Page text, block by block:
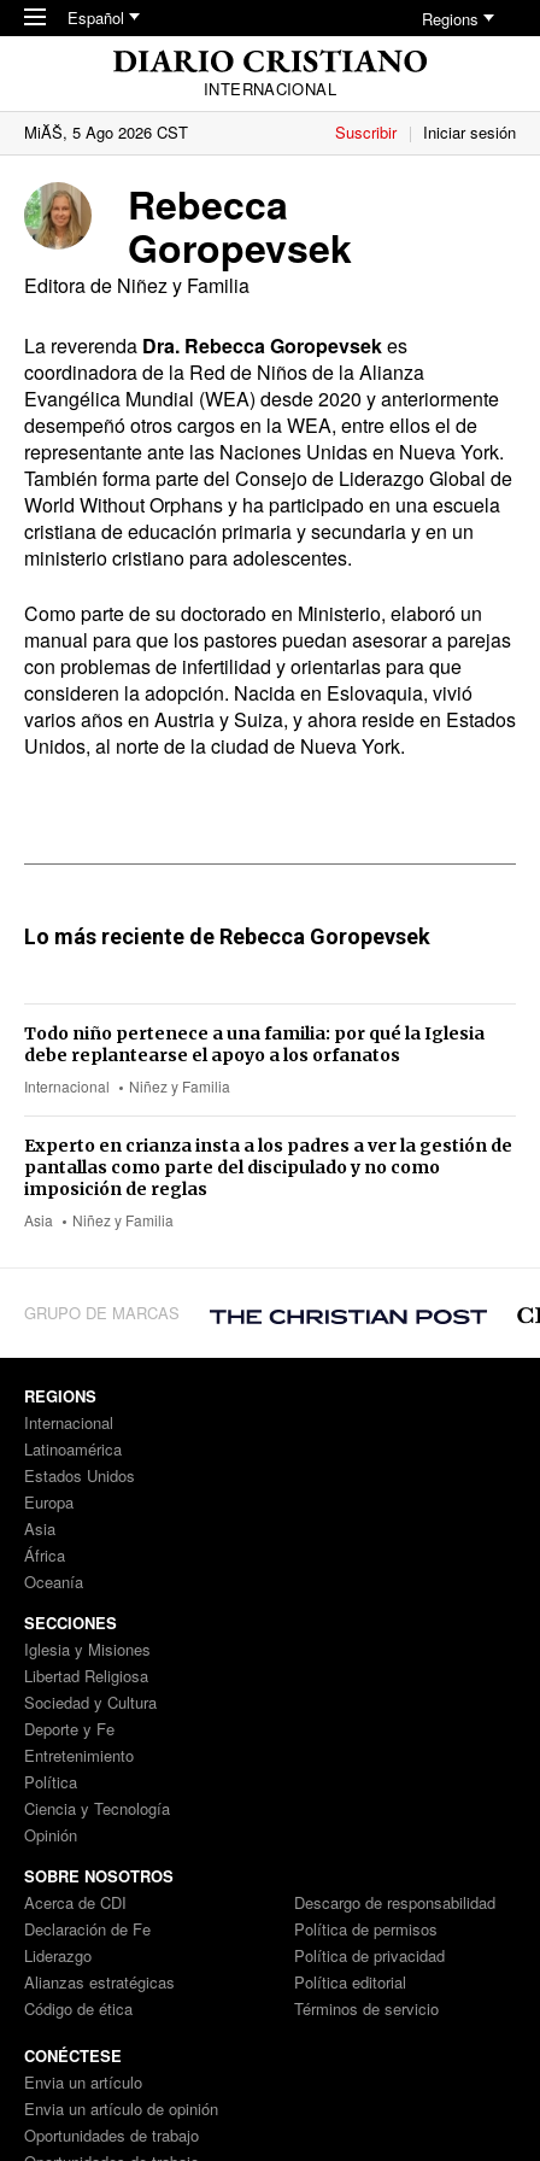
Skip to main content
Español Regions
INTERNACIONAL
MiĂŠ, 5 Ago 2026 CST
Suscribir Iniciar sesión
Rebecca
Goropevsek
Editora de Niñez y Familia
La reverenda Dra. Rebecca Goropevsekes
coordinadora de la Red de Niños de la Alianza
Evangélica Mundial (WEA) desde 2020 y anteriormente
desempeñó otros cargos en la WEA, entre ellos el de
representante ante las Naciones Unidas en Nueva York.
También forma parte del Consejo de Liderazgo Global de
World Without Orphans y ha participado en una escuela
cristiana de educación primaria y secundaria y en un
ministerio cristiano para adolescentes.
Como parte de su doctorado en Ministerio, elaboró un
manual para que los pastores puedan asesorar a parejas
con problemas de infertilidad y orientarlas para que
consideren la adopción. Nacida en Eslovaquia, vivió
varios años en Austria y Suiza, y ahora reside en Estados
Unidos, al norte de la ciudad de Nueva York.
Lo más reciente de Rebecca Goropevsek
Internacional Niñez y Familia
Todo niño pertenece a una familia: por qué la Iglesia
debe replantearse el apoyo a los orfanatos
Asia Niñez y Familia
Experto en crianza insta a los padres a ver la gestión de
pantallas como parte del discipulado y no como
imposición de reglas
GRUPO DE MARCAS
REGIONS
Internacional
Latinoamérica
Estados Unidos
Europa
Asia
África
Oceanía
SECCIONES
Iglesia y Misiones
Libertad Religiosa
Sociedad y Cultura
Deporte y Fe
Entretenimiento
Política
Ciencia y Tecnología
Opinión
SOBRE NOSOTROS
Acerca de CDI
Declaración de Fe
Liderazgo
Alianzas estratégicas
Código de ética
Descargo de responsabilidad
Política de permisos
Política de privacidad
Política editorial
Términos de servicio
CONÉCTESE
Envia un artículo
Envia un artículo de opinión
Oportunidades de trabajo